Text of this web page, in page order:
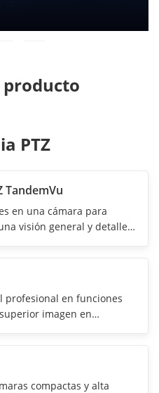
producto
PTZ
TandemVu
en una cámara para
visión general y detalles
profesional en funciones
imagen en
compactas y alta